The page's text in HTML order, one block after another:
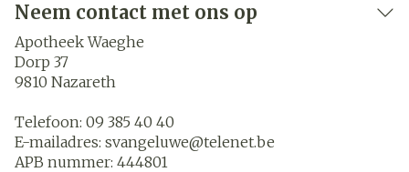
Neem contact met ons op
Apotheek Waeghe
Dorp 37
9810 Nazareth
Telefoon: 09 385 40 40
E-mailadres: svangeluwe@telenet.be
APB nummer: 444801